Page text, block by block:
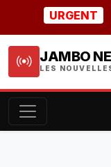
URGENT
JAMBO
LES